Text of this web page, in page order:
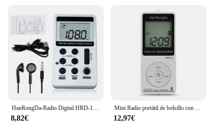
HanRongDa-Radio Digital HRD-103 AM FM, receptor estéreo de 2 bandas con auriculares, pantalla LCD, batería recargable, Radio de bolsillo portátil
8,82€
Mini Radio portátil de bolsillo con auriculares, dispositivo despertador MP3, pantalla LCD de 2024 pulgadas, Walkman deportivo, FM, AM, 1,57
12,97€